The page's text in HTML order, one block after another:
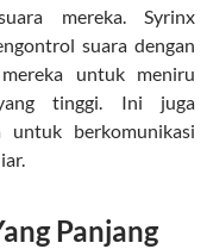
mereka. Syrinx
suara dengan
untuk meniru
tinggi. Ini juga
untuk berkomunikasi
Panjang